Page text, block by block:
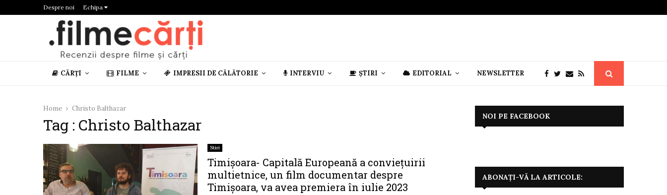
Despre noi Echipa
CĂRȚI FILME IMPRESII DE CĂLĂTORIE INTERVIU ȘTIRI EDITORIAL NEWSLETTER
Home Christo Balthazar
Tag : Christo Balthazar
Stiri
Timișoara- Capitală Europeană a conviețuirii
multietnice, un film documentar despre
Timișoara, va avea premiera în iulie 2023
NOI PE FACEBOOK
ABONAȚI-VĂ LA ARTICOLE: